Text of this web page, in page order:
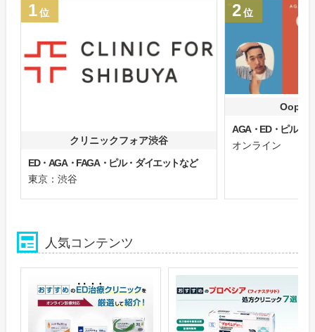
1位
クリニックフォア渋谷
ED・AGA・FAGA・ピル・ダイエットなど
東京：渋谷
2位
Oops
AGA・ED・ピル
オンライン
人気コンテンツ